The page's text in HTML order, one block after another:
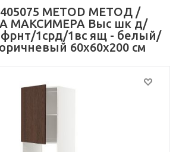
METOD МЕТОД /
МАКСИМЕРА Выс шк д/
1срд/1вс ящ - белый/
60x60x200 см